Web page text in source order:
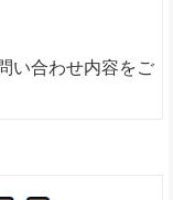
い合わせ内容をご